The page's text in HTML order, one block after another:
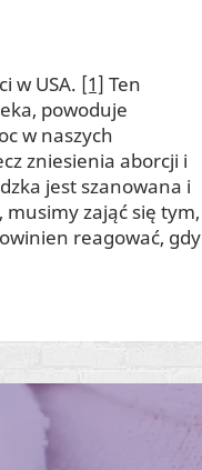
w USA. [1] Ten
powoduje
w naszych
zniesienia aborcji i
jest szanowana i
zająć się tym,
reagować, gdy